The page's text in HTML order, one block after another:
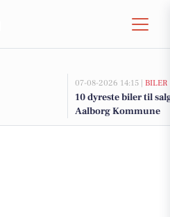
07-08-2026 14:15 | BILER
10 dyreste biler til
Aalborg Kommune